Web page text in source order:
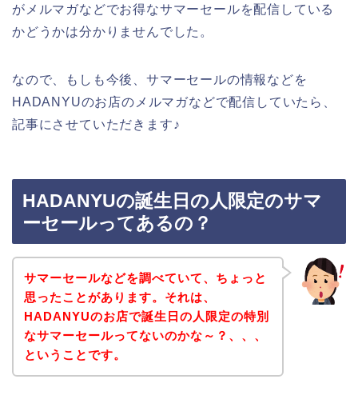
がメルマガなどでお得なサマーセールを配信している
かどうかは分かりませんでした。
なので、もしも今後、サマーセールの情報などを
HADANYUのお店のメルマガなどで配信していたら、
記事にさせていただきます♪
HADANYUの誕生日の人限定のサマ
ーセールってあるの？
サマーセールなどを調べていて、ちょっと
思ったことがあります。それは、
HADANYUのお店で誕生日の人限定の特別
なサマーセールってないのかな～？、、、
ということです。